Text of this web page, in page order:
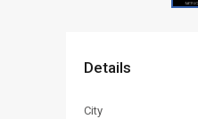
Details
City